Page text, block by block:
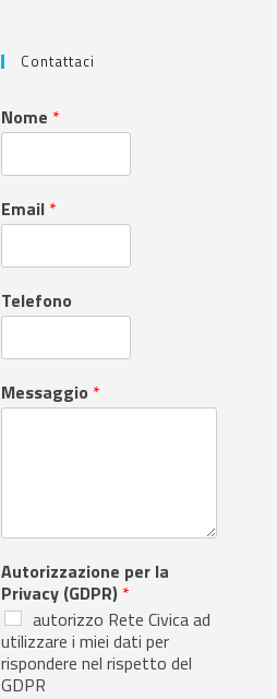
Contattaci
Nome *
Email *
Telefono
Messaggio *
Autorizzazione per la
Privacy (GDPR) *
autorizzo Rete Civica ad
utilizzare i miei dati per
rispondere nel rispetto del
GDPR